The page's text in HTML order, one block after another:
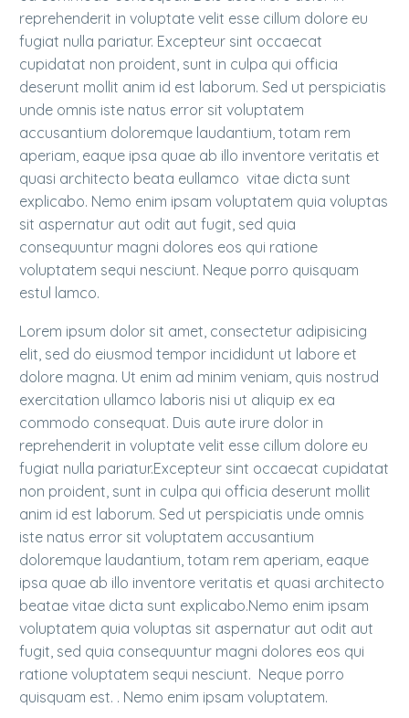
reprehenderit in voluptate velit esse cillum dolore eu
fugiat nulla pariatur. Excepteur sint occaecat
cupidatat non proident, sunt in culpa qui officia
deserunt mollit anim id est laborum. Sed ut perspiciatis
unde omnis iste natus error sit voluptatem
accusantium doloremque laudantium, totam rem
aperiam, eaque ipsa quae ab illo inventore veritatis et
quasi architecto beata eullamco vitae dicta sunt
explicabo. Nemo enim ipsam voluptatem quia voluptas
sit aspernatur aut odit aut fugit, sed quia
consequuntur magni dolores eos qui ratione
voluptatem sequi nesciunt. Neque porro quisquam
estul lamco.
Lorem ipsum dolor sit amet, consectetur adipisicing
elit, sed do eiusmod tempor incididunt ut labore et
dolore magna. Ut enim ad minim veniam, quis nostrud
exercitation ullamco laboris nisi ut aliquip ex ea
commodo consequat. Duis aute irure dolor in
reprehenderit in voluptate velit esse cillum dolore eu
fugiat nulla pariatur.Excepteur sint occaecat cupidatat
non proident, sunt in culpa qui officia deserunt mollit
anim id est laborum. Sed ut perspiciatis unde omnis
iste natus error sit voluptatem accusantium
doloremque laudantium, totam rem aperiam, eaque
ipsa quae ab illo inventore veritatis et quasi architecto
beatae vitae dicta sunt explicabo.Nemo enim ipsam
voluptatem quia voluptas sit aspernatur aut odit aut
fugit, sed quia consequuntur magni dolores eos qui
ratione voluptatem sequi nesciunt. Neque porro
quisquam est. . Nemo enim ipsam voluptatem.